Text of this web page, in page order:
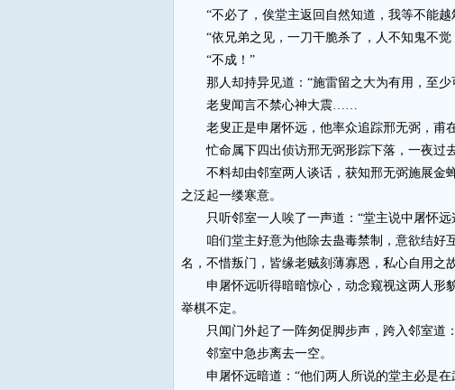
“不必了，俟堂主返回自然知道，我等不能越
“依兄弟之见，一刀干脆杀了，人不知鬼不觉
“不成！”
那人却持异见道：“施雷留之大为有用，至少
老叟闻言不禁心神大震……
老叟正是申屠怀远，他率众追踪邢无弼，甫在
忙命属下四出侦访邢无弼形踪下落，一夜过去
不料却由邻室两人谈话，获知邢无弼施展金蝉
之泛起一缕寒意。
只听邻室一人唉了一声道：“堂主说中屠怀远
咱们堂主好意为他除去蛊毒禁制，意欲结好互
名，不惜叛门，皆缘老贼刻薄寡恩，私心自用之
申屠怀远听得暗暗惊心，动念窥视这两人形貌
举棋不定。
只闻门外起了一阵匆促脚步声，跨入邻室道
邻室中急步离去一空。
申屠怀远暗道：“他们两人所说的堂主必是在